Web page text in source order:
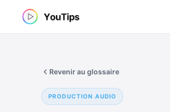
PRODUCTION AUDIO
Revenir au glossaire